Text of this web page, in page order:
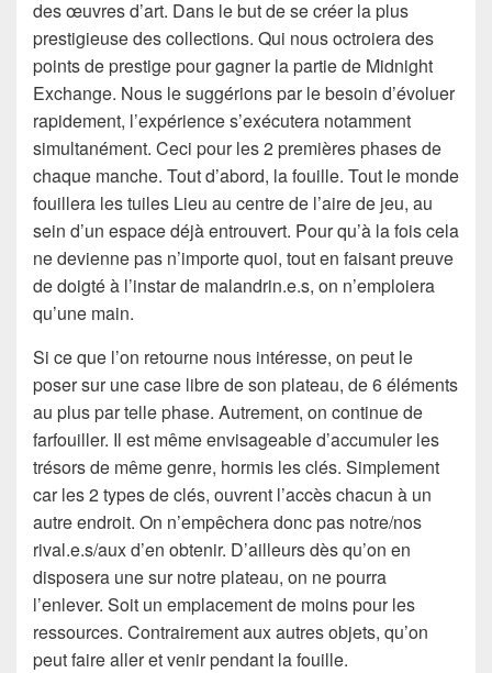
des œuvres d’art. Dans le but de se créer la plus
prestigieuse des collections. Qui nous octroiera des
points de prestige pour gagner la partie de Midnight
Exchange. Nous le suggérions par le besoin d’évoluer
rapidement, l’expérience s’exécutera notamment
simultanément. Ceci pour les 2 premières phases de
chaque manche. Tout d’abord, la fouille. Tout le monde
fouillera les tuiles Lieu au centre de l’aire de jeu, au
sein d’un espace déjà entrouvert. Pour qu’à la fois cela
ne devienne pas n’importe quoi, tout en faisant preuve
de doigté à l’instar de malandrin.e.s, on n’emploiera
qu’une main.
Si ce que l’on retourne nous intéresse, on peut le
poser sur une case libre de son plateau, de 6 éléments
au plus par telle phase. Autrement, on continue de
farfouiller. Il est même envisageable d’accumuler les
trésors de même genre, hormis les clés. Simplement
car les 2 types de clés, ouvrent l’accès chacun à un
autre endroit. On n’empêchera donc pas notre/nos
rival.e.s/aux d’en obtenir. D’ailleurs dès qu’on en
disposera une sur notre plateau, on ne pourra
l’enlever. Soit un emplacement de moins pour les
ressources. Contrairement aux autres objets, qu’on
peut faire aller et venir pendant la fouille.